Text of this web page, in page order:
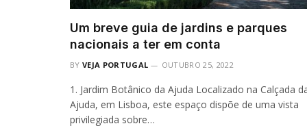
Um breve guia de jardins e parques
nacionais a ter em conta
BY VEJA PORTUGAL OUTUBRO 25, 2022
1. Jardim Botânico da Ajuda Localizado na Calçada
Ajuda, em Lisboa, este espaço dispõe de uma vista
privilegiada sobre…